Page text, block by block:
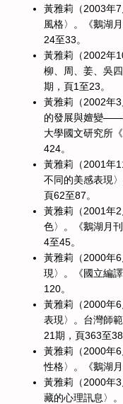
黃雅莉（2003年
風格〉。《鵝湖
24至33。
黃雅莉（2002年
柳、周、姜、吳
期，頁1至23。
黃雅莉（2002年
的發展與嬗變——
大學國文研究所
424。
黃雅莉（2001年
不同的美感表現
頁62至87。
黃雅莉（2001年
色〉。《鵝湖月
4至45。
黃雅莉（2000年
現〉。《國立編
120。
黃雅莉（2000年
表現〉。台灣師
21期，頁363至
黃雅莉（2000年
性格〉。《鵝湖
黃雅莉（2000年
藏的心理訊息〉